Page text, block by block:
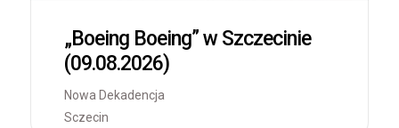
„Boeing Boeing” w Szczecinie
(09.08.2026)
Nowa Dekadencja
Sczecin